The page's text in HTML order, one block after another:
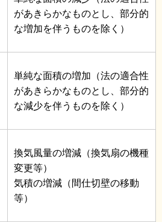
があきらかなものとし、部分的
な増加を伴うものを除く）
単純な面積の増加（法の適合性
があきらかなものとし、部分的
な減少を伴うものを除く）
換気風量の増減（換気扇の機種
変更等）
気積の増減（間仕切壁の移動
等）